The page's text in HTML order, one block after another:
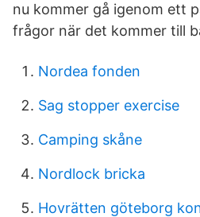
nu kommer gå igenom ett
frågor när det kommer till
Nordea fonden
Sag stopper exercise
Camping skåne
Nordlock bricka
Hovrätten göteborg